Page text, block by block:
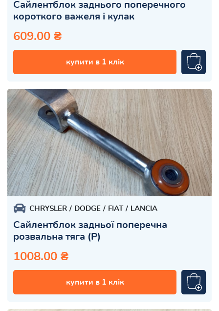
Сайлентблок заднього поперечного
короткого важеля і кулак
609.00 ₴
купити в 1 клік
CHRYSLER DODGE FIAT LANCIA
Сайлентблок задньої поперечна
розвальна тяга (Р)
1008.00 ₴
купити в 1 клік